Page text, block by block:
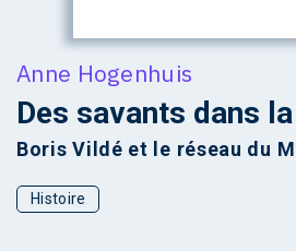
Anne Hogenhuis
Des savants dans
Boris Vildé et le réseau du
Histoire